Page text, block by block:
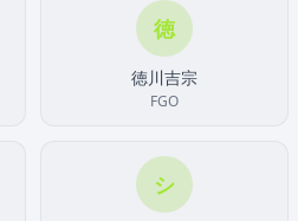
徳
徳川吉宗
FGO
シ